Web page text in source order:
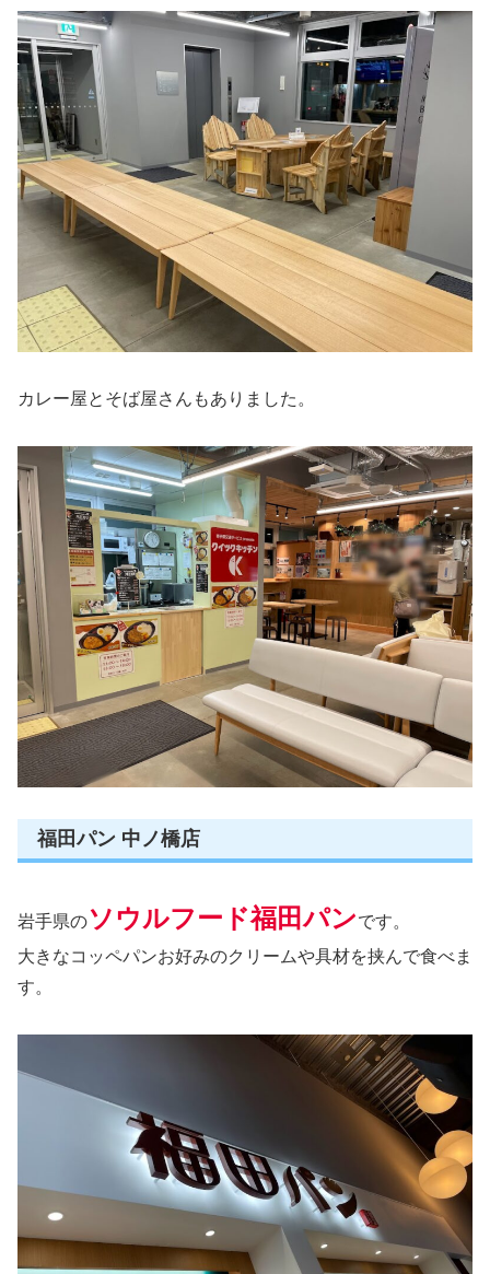
カレー屋とそば屋さんもありました。
福田パン 中ノ橋店
岩手県のソウルフード福田パンです。
大きなコッペパンお好みのクリームや具材を挟んで食べま
す。